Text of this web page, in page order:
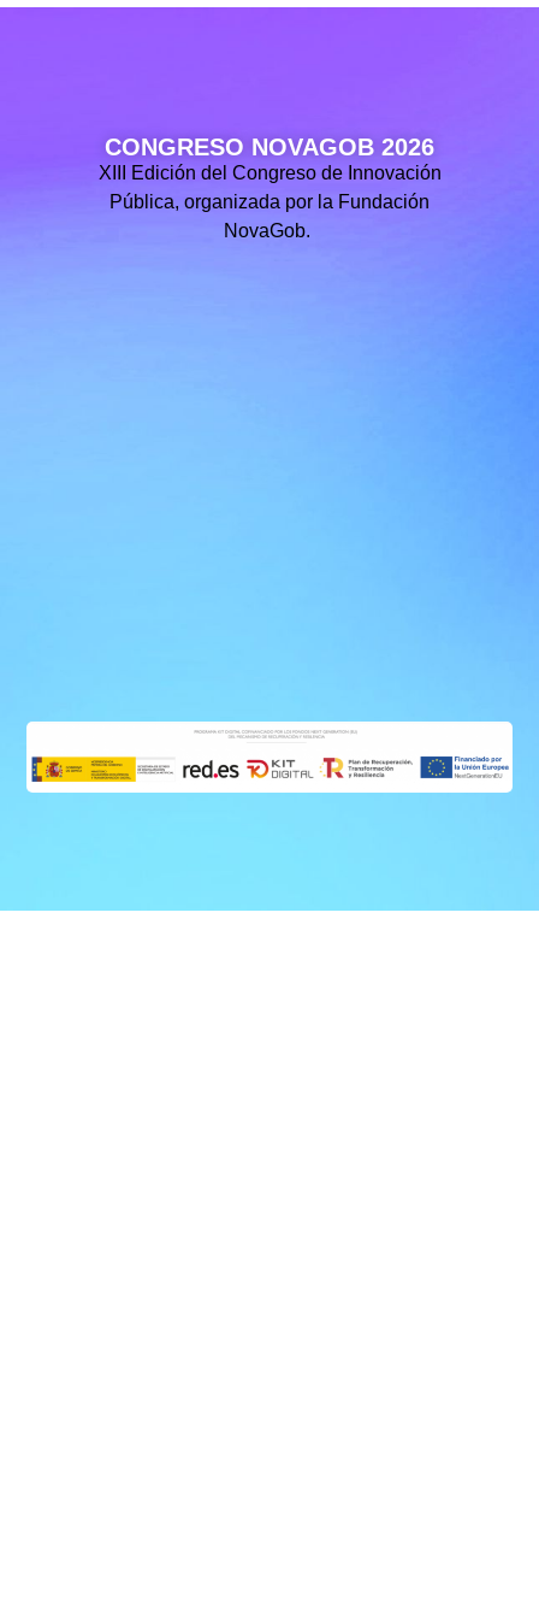
CONGRESO NOVAGOB 2026
XIII Edición del Congreso de Innovación
Pública, organizada por la Fundación
NovaGob.